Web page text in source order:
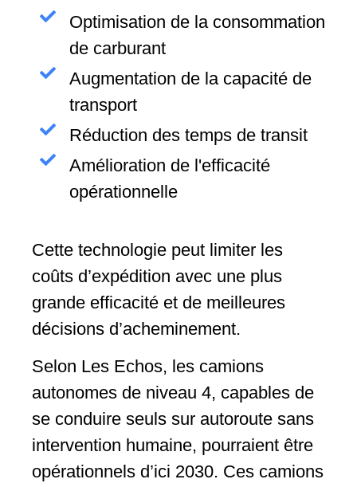
Optimisation de la consommation
de carburant
Augmentation de la capacité de
transport
Réduction des temps de transit
Amélioration de l'efficacité
opérationnelle
Cette technologie peut limiter les
coûts d’expédition avec une plus
grande efficacité et de meilleures
décisions d’acheminement.
Selon Les Echos, les camions
autonomes de niveau 4, capables de
se conduire seuls sur autoroute sans
intervention humaine, pourraient être
opérationnels d’ici 2030. Ces camions